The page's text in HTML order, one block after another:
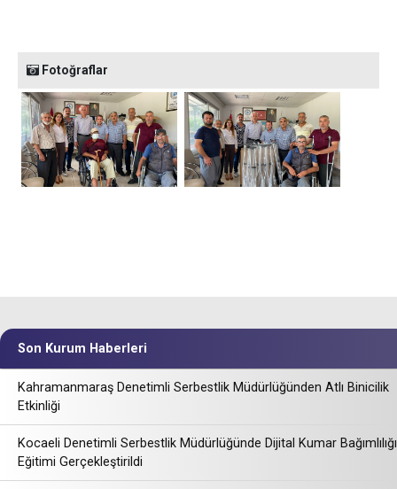
Fotoğraflar
Son Kurum Haberleri
Kahramanmaraş Denetimli Serbestlik Müdürlüğünden Atlı Binicilik
Etkinliği
Kocaeli Denetimli Serbestlik Müdürlüğünde Dijital Kumar Bağımlılığı
Eğitimi Gerçekleştirildi